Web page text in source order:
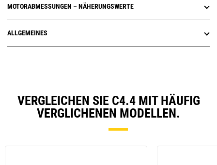
MOTORABMESSUNGEN – NÄHERUNGSWERTE
ALLGEMEINES
VERGLEICHEN SIE C4.4 MIT HÄUFIG
VERGLICHENEN MODELLEN.